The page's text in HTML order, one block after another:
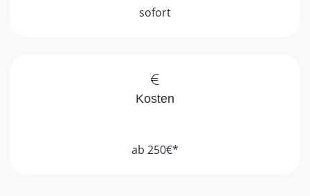
sofort
Kosten
ab 250€*